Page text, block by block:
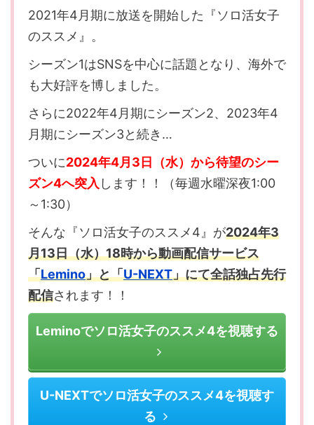
2021年4月期に放送を開始した『ソロ活女子
のススメ』。
シーズン1はSNSを中心に話題となり、海外で
も大好評を博しました。
さらに2022年4月期にシーズン2、2023年4
月期にシーズン3と続き…
ついに2024年4月3日（水）から待望のシー
ズン4へ突入 します！！（毎週水曜深夜1:00
～1:30）
そんな『ソロ活女子のススメ4』が2024年3
月13日（水）18時から動画配信サービス
「Lemino」と「U-NEXT」にて全話独占先行
配信されます！！
Leminoでソロ活女子のススメ4を視聴する
U-NEXTでソロ活女子のススメ4を視聴す
る